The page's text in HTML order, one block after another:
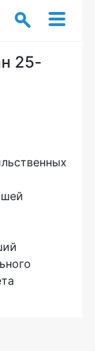
25-